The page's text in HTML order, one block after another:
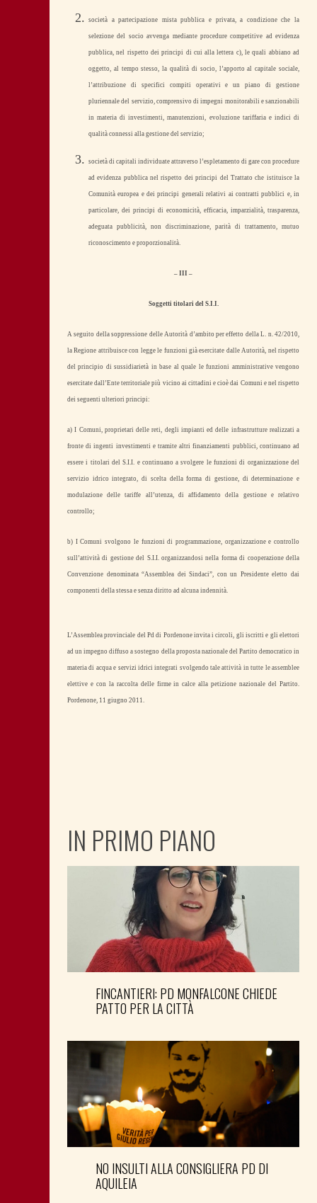
società a partecipazione mista pubblica e privata, a condizione che la
selezione del socio avvenga mediante procedure competitive ad evidenza
pubblica, nel rispetto dei principi di cui alla lettera c), le quali abbiano ad
oggetto, al tempo stesso, la qualità di socio, l’apporto al capitale sociale,
l’attribuzione di specifici compiti operativi e un piano di gestione
pluriennale del servizio, comprensivo di impegni monitorabili e sanzionabili
in materia di investimenti, manutenzioni, evoluzione tariffaria e indici di
qualità connessi alla gestione del servizio;
società di capitali individuate attraverso l’espletamento di gare con procedure
ad evidenza pubblica nel rispetto dei principi del Trattato che istituisce la
Comunità europea e dei principi generali relativi ai contratti pubblici e, in
particolare, dei principi di economicità, efficacia, imparzialità, trasparenza,
adeguata pubblicità, non discriminazione, parità di trattamento, mutuo
riconoscimento e proporzionalità.
– III –
Soggetti titolari del S.I.I.
A seguito della soppressione delle Autorità d’ambito per effetto della L. n. 42/2010,
la Regione attribuisce con legge le funzioni già esercitate dalle Autorità, nel rispetto
del principio di sussidiarietà in base al quale le funzioni amministrative vengono
esercitate dall’Ente territoriale più vicino ai cittadini e cioè dai Comuni e nel rispetto
dei seguenti ulteriori principi:
a) I Comuni, proprietari delle reti, degli impianti ed delle infrastrutture realizzati a
fronte di ingenti investimenti e tramite altri finanziamenti pubblici, continuano ad
essere i titolari del S.I.I. e continuano a svolgere le funzioni di organizzazione del
servizio idrico integrato, di scelta della forma di gestione, di determinazione e
modulazione delle tariffe all’utenza, di affidamento della gestione e relativo
controllo;
b) I Comuni svolgono le funzioni di programmazione, organizzazione e controllo
sull’attività di gestione del S.I.I. organizzandosi nella forma di cooperazione della
Convenzione denominata “Assemblea dei Sindaci”, con un Presidente eletto dai
componenti della stessa e senza diritto ad alcuna indennità.
L’Assemblea provinciale del Pd di Pordenone invita i circoli, gli iscritti e gli elettori
ad un impegno diffuso a sostegno della proposta nazionale del Partito democratico in
materia di acqua e servizi idrici integrati svolgendo tale attività in tutte le assemblee
elettive e con la raccolta delle firme in calce alla petizione nazionale del Partito.
Pordenone, 11 giugno 2011.
IN PRIMO PIANO
FINCANTIERI: PD MONFALCONE CHIEDE
PATTO PER LA CITTÀ
NO INSULTI ALLA CONSIGLIERA PD DI
AQUILEIA